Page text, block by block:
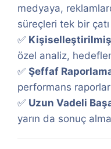
medyaya,
süreçleri tek bir
✅
özel analiz,
✅ Şeffaf
performans
✅ Uzun Vadeli
yarın da sonuç